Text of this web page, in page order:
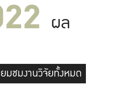
ผล
ยมชมงานวิจัยทั้งหมด